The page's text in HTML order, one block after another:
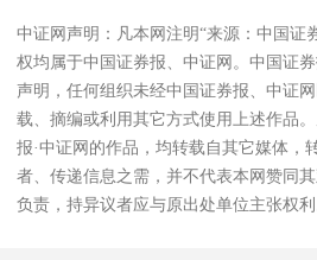
中证网声明：凡本网注明“来源：中国证
权均属于中国证券报、中证网。中国证
声明，任何组织未经中国证券报、中证
载、摘编或利用其它方式使用上述作品
报·中证网的作品，均转载自其它媒体，
者、传递信息之需，并不代表本网赞同
负责，持异议者应与原出处单位主张权利